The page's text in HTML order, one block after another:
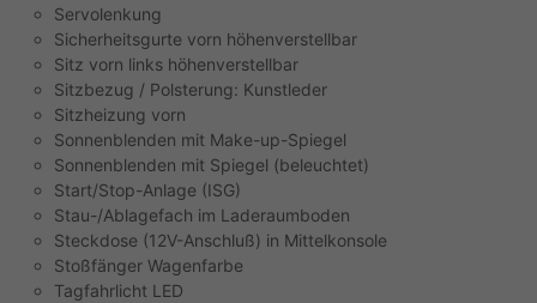
Servolenkung
Sicherheitsgurte vorn höhenverstellbar
Sitz vorn links höhenverstellbar
Sitzbezug / Polsterung: Kunstleder
Sitzheizung vorn
Sonnenblenden mit Make-up-Spiegel
Sonnenblenden mit Spiegel (beleuchtet)
Start/Stop-Anlage (ISG)
Stau-/Ablagefach im Laderaumboden
Steckdose (12V-Anschluß) in Mittelkonsole
Stoßfänger Wagenfarbe
Tagfahrlicht LED